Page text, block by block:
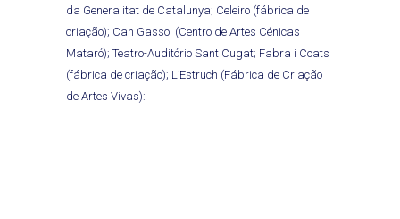
da Generalitat de Catalunya; Celeiro (fábrica de
criação); Can Gassol (Centro de Artes Cénicas
Mataró); Teatro-Auditório Sant Cugat; Fabra i Coats
(fábrica de criação); L’Estruch (Fábrica de Criação
de Artes Vivas):